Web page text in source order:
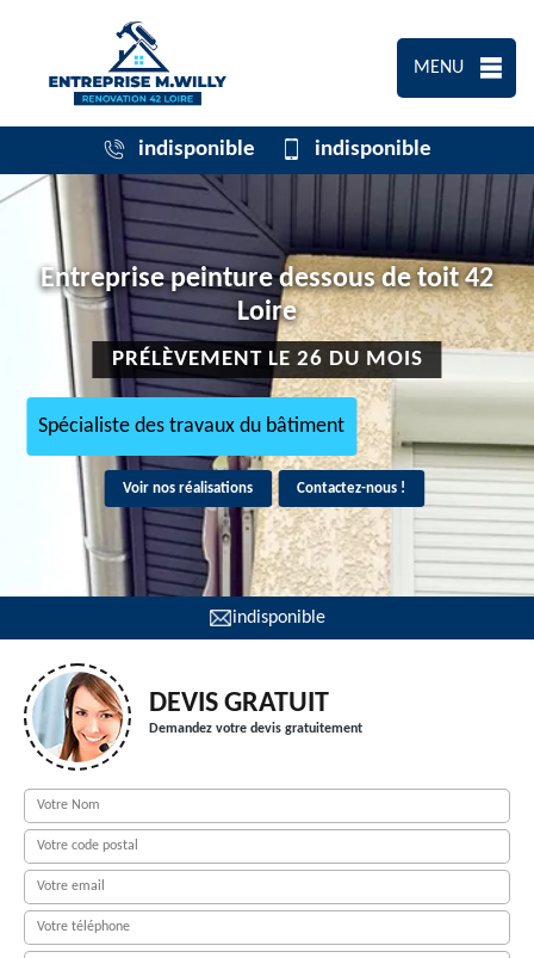
MENU
indisponible indisponible
Entreprise peinture dessous de toit 42
Loire
PRÉLÈVEMENT LE 26 DU MOIS
Spécialiste des travaux du bâtiment
Voir nos réalisations Contactez-nous !
indisponible
DEVIS GRATUIT
Demandez votre devis gratuitement